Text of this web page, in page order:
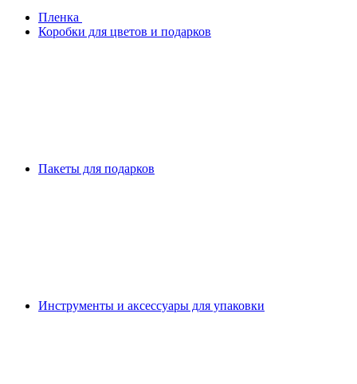
Плeнка
Коробки для цветов и подарков
Пакеты для подарков
Инструменты и аксессуары для упаковки